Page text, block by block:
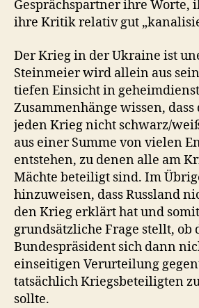
Gesprächspartner ihre Worte,
ihre Kritik relativ gut
Der Krieg in der Ukraine ist
Steinmeier wird allein aus
tiefen Einsicht in
Zusammenhänge wissen,
jeden Krieg nicht schwarz/
aus einer Summe von vielen
entstehen, zu denen alle am
Mächte beteiligt sind. Im
hinzuweisen, dass Russland
den Krieg erklärt hat und
grundsätzliche Frage stellt, ob
Bundespräsident sich dann
einseitigen Verurteilung
tatsächlich Kriegsbeteiligten
sollte.